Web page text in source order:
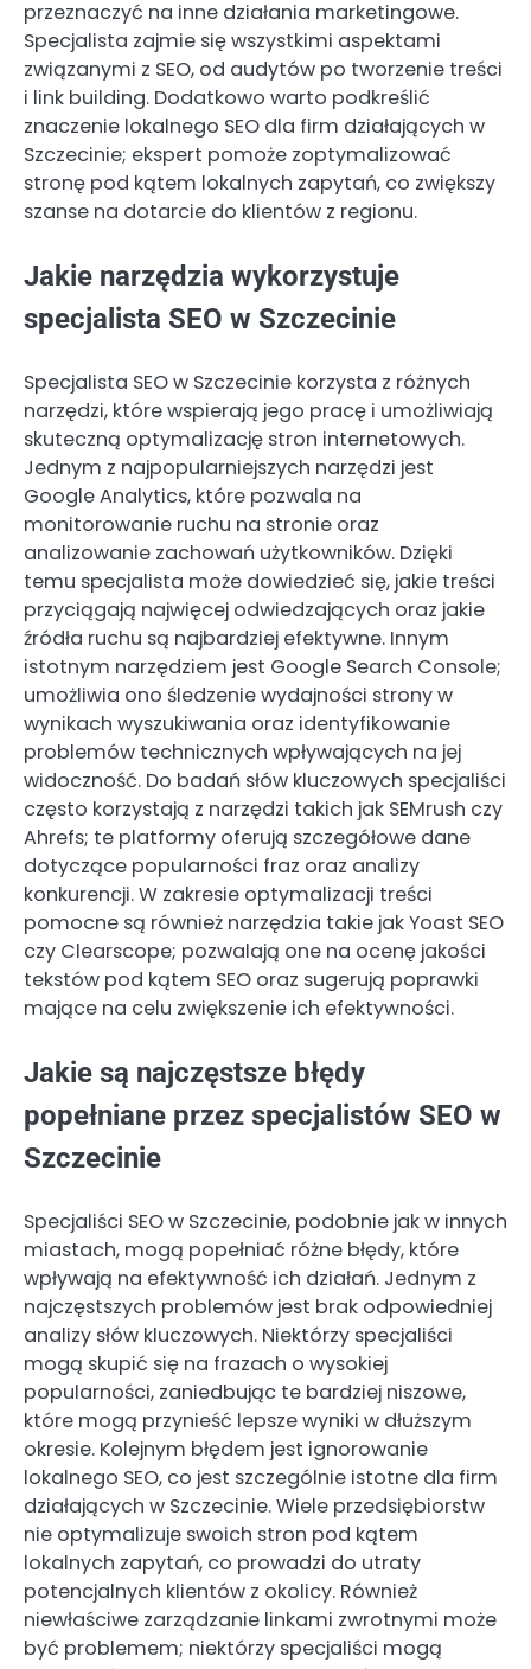
przeznaczyć na inne działania marketingowe.
Specjalista zajmie się wszystkimi aspektami
związanymi z SEO, od audytów po tworzenie treści
i link building. Dodatkowo warto podkreślić
znaczenie lokalnego SEO dla firm działających w
Szczecinie; ekspert pomoże zoptymalizować
stronę pod kątem lokalnych zapytań, co zwiększy
szanse na dotarcie do klientów z regionu.
Jakie narzędzia wykorzystuje
specjalista SEO w Szczecinie
Specjalista SEO w Szczecinie korzysta z różnych
narzędzi, które wspierają jego pracę i umożliwiają
skuteczną optymalizację stron internetowych.
Jednym z najpopularniejszych narzędzi jest
Google Analytics, które pozwala na
monitorowanie ruchu na stronie oraz
analizowanie zachowań użytkowników. Dzięki
temu specjalista może dowiedzieć się, jakie treści
przyciągają najwięcej odwiedzających oraz jakie
źródła ruchu są najbardziej efektywne. Innym
istotnym narzędziem jest Google Search Console;
umożliwia ono śledzenie wydajności strony w
wynikach wyszukiwania oraz identyfikowanie
problemów technicznych wpływających na jej
widoczność. Do badań słów kluczowych specjaliści
często korzystają z narzędzi takich jak SEMrush czy
Ahrefs; te platformy oferują szczegółowe dane
dotyczące popularności fraz oraz analizy
konkurencji. W zakresie optymalizacji treści
pomocne są również narzędzia takie jak Yoast SEO
czy Clearscope; pozwalają one na ocenę jakości
tekstów pod kątem SEO oraz sugerują poprawki
mające na celu zwiększenie ich efektywności.
Jakie są najczęstsze błędy
popełniane przez specjalistów SEO w
Szczecinie
Specjaliści SEO w Szczecinie, podobnie jak w innych
miastach, mogą popełniać różne błędy, które
wpływają na efektywność ich działań. Jednym z
najczęstszych problemów jest brak odpowiedniej
analizy słów kluczowych. Niektórzy specjaliści
mogą skupić się na frazach o wysokiej
popularności, zaniedbując te bardziej niszowe,
które mogą przynieść lepsze wyniki w dłuższym
okresie. Kolejnym błędem jest ignorowanie
lokalnego SEO, co jest szczególnie istotne dla firm
działających w Szczecinie. Wiele przedsiębiorstw
nie optymalizuje swoich stron pod kątem
lokalnych zapytań, co prowadzi do utraty
potencjalnych klientów z okolicy. Również
niewłaściwe zarządzanie linkami zwrotnymi może
być problemem; niektórzy specjaliści mogą